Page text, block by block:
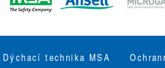
Dýchací technika MSA